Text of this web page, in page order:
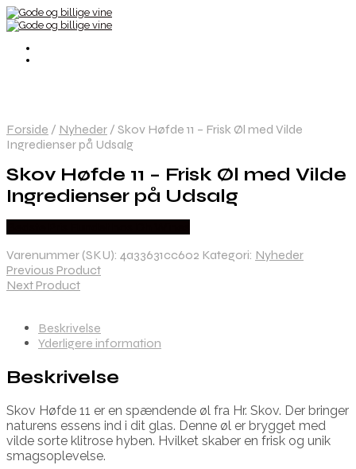
Forside / Nyheder / Skov Høfde 11 – Frisk Øl med Vilde
Ingredienser på Udsalg
Skov Høfde 11 – Frisk Øl med Vilde
Ingredienser på Udsalg
Varenummer (SKU): 4a33631cc602 Kategori: Nyheder
Previous Product
Next Product
Beskrivelse
Yderligere information
Beskrivelse
Skov Høfde 11 er en spændende øl fra Hr. Skov. Der bringer
naturens essens ind i dit glas. Denne øl er brygget med
vilde sorte klitrose hyben. Hvilket skaber en frisk og unik
smagsoplevelse.